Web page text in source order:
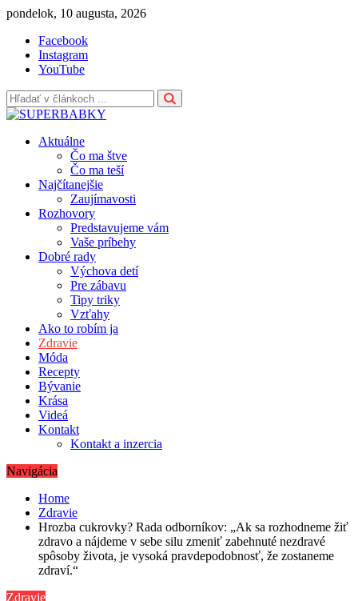
Skip
content
pondelok, 10 augusta, 2026
Facebook
Instagram
YouTube
Aktuálne
Čo ma štve
Čo ma teší
Najčítanejšie
Zaujímavosti
Rozhovory
Predstavujeme vám
Vaše príbehy
Dobré rady
Výchova detí
Pre zábavu
Tipy triky
Vzťahy
Ako to robím ja
Zdravie
Móda
Recepty
Bývanie
Krása
Videá
Kontakt
Kontakt a inzercia
Navigácia
Home
Zdravie
Hrozba cukrovky? Rada odborníkov: „Ak sa rozhodneme žiť
zdravo a nájdeme v sebe silu zmeniť zabehnuté nezdravé
spôsoby života, je vysoká pravdepodobnosť, že zostaneme
zdraví.“
Zdravie